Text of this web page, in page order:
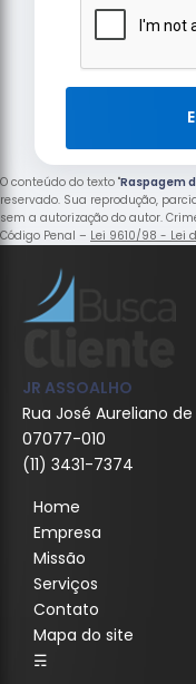
O conteúdo do texto "Raspagem
reservado. Sua reprodução,
sem a autorização do autor.
Código Penal – Lei 9610/98 - Lei
JR ASSOALHO
Rua José Aureliano
07077-010
(11) 3431-7374
Home
Empresa
Missão
Serviços
Contato
Mapa do site
☴